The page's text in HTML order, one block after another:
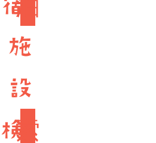
施
設
検
索